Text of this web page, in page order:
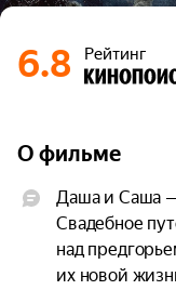
6.8 Рейтинг
О фильме
Даша и Саша
Свадебное
над
их новой